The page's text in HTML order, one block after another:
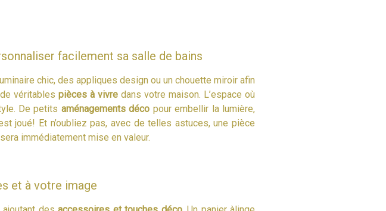
facilement sa salle de bains
chic, des appliques design ou un chouette miroir afin
véritables pièces à vivre dans votre maison. L’espace où
De petits aménagements déco pour embellir la lumière,
joué! Et n’oubliez pas, avec de telles astuces, une pièce
immédiatement mise en valeur.
et à votre image